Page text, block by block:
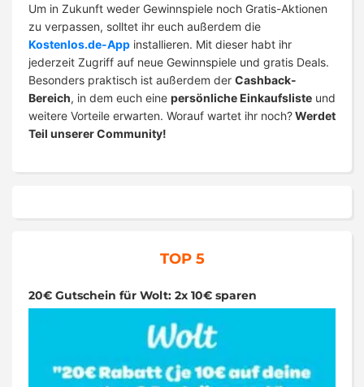
Um in Zukunft weder Gewinnspiele noch Gratis-Aktionen
zu verpassen, solltet ihr euch außerdem die
Kostenlos.de-App installieren. Mit dieser habt ihr
jederzeit Zugriff auf neue Gewinnspiele und gratis Deals.
Besonders praktisch ist außerdem der Cashback-
Bereich, in dem euch eine persönliche Einkaufsliste und
weitere Vorteile erwarten. Worauf wartet ihr noch?Werdet
Teil unserer Community!
TOP 5
20€ Gutschein für Wolt: 2x 10€ sparen